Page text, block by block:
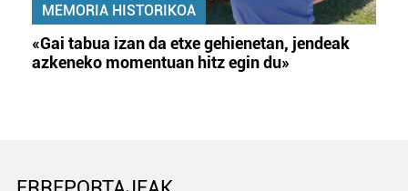
MEMORIA HISTORIKOA
«Gai tabua izan da etxe gehienetan, jendeak
azkeneko momentuan hitz egin du»